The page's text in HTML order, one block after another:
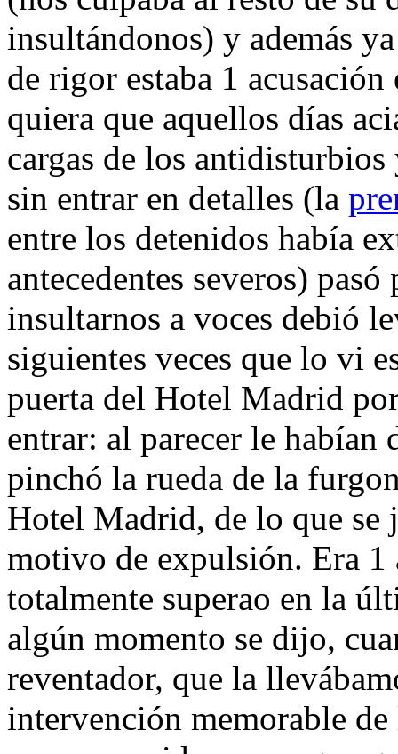
insultándonos) y además
de rigor estaba 1
quiera que aquellos días
cargas de los
sin entrar en detalles (la
entre los detenidos había
antecedentes severos)
insultarnos a voces debió
siguientes veces que lo vi
puerta del Hotel Madrid
entrar: al parecer le habían
pinchó la rueda de la
Hotel Madrid, de lo que se
motivo de expulsión. Era 1
totalmente superao en la
algún momento se dijo,
reventador, que la
intervención memorable